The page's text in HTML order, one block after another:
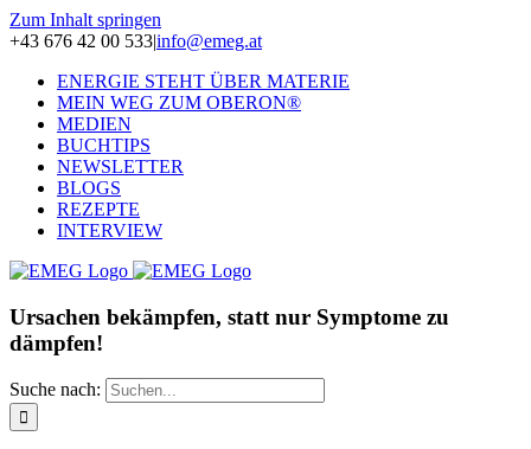
Zum Inhalt springen
+43 676 42 00 533|info@emeg.at
ENERGIE STEHT ÜBER MATERIE
MEIN WEG ZUM OBERON®
MEDIEN
BUCHTIPS
NEWSLETTER
BLOGS
REZEPTE
INTERVIEW
Ursachen bekämpfen, statt nur Symptome zu
dämpfen!
Suche nach: